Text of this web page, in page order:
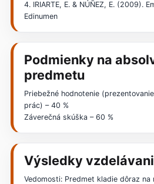
4. IRIARTE, E. & NÚÑEZ, E. (2009).
Edinumen
Podmienky na
predmetu
Priebežné hodnotenie
prác) – 40 %
Záverečná skúška – 60 %
Výsledky
Vedomosti: Predmet kladie dôraz na